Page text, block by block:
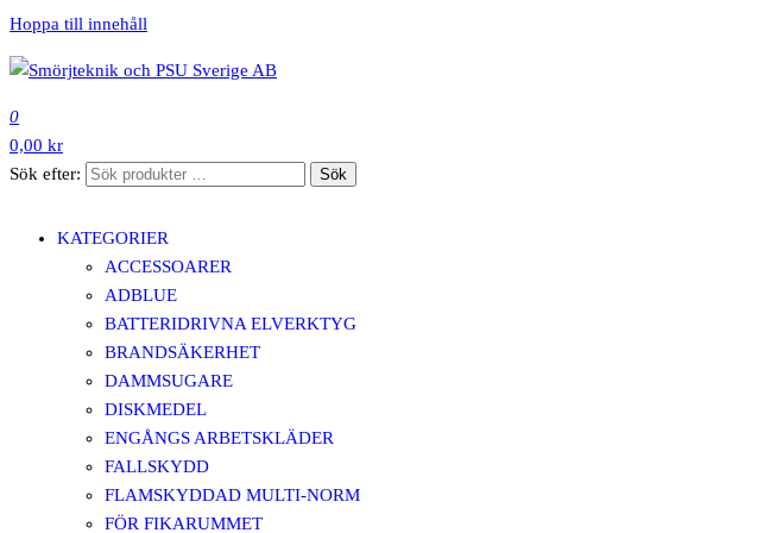
Hoppa till innehåll
0
0,00 kr
Sök efter:
Sök
KATEGORIER
ACCESSOARER
ADBLUE
BATTERIDRIVNA ELVERKTYG
BRANDSÄKERHET
DAMMSUGARE
DISKMEDEL
ENGÅNGS ARBETSKLÄDER
FALLSKYDD
FLAMSKYDDAD MULTI-NORM
FÖR FIKARUMMET